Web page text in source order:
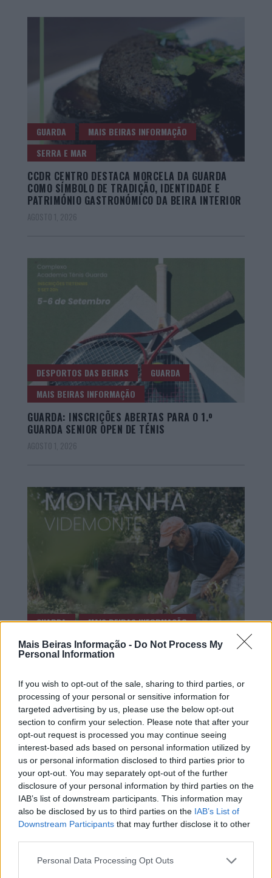
Mais Beiras Informação - Do Not Process My
Personal Information
If you wish to opt-out of the sale, sharing to third parties, or
processing of your personal or sensitive information for
targeted advertising by us, please use the below opt-out
section to confirm your selection. Please note that after your
opt-out request is processed you may continue seeing
interest-based ads based on personal information utilized by
us or personal information disclosed to third parties prior to
your opt-out. You may separately opt-out of the further
disclosure of your personal information by third parties on the
IAB’s list of downstream participants. This information may
also be disclosed by us to third parties on the IAB’s List of
Downstream Participants that may further disclose it to other
Personal Data Processing Opt Outs
GUARDA
MAIS BEIRAS INFORMAÇÃO
SERRA E MAR
CCDR CENTRO DESTACA MORCELA DA GUARDA
COMO SÍMBOLO DE TRADIÇÃO, IDENTIDADE E
PATRIMÓNIO GASTRONÓMICO DA BEIRA INTERIOR
DESPORTOS DAS BEIRAS
GUARDA
MAIS BEIRAS INFORMAÇÃO
GUARDA: INSCRIÇÕES ABERTAS PARA O 1.º
GUARDA SENIOR OPEN DE TÉNIS
GUARDA MAIS BEIRAS INFORMAÇÃO
GUARDA: CONCURSO VAI ELEGER A HORTA MAIS
BONITA DE VIDEMONTE
CELORICO DA BEIRA
GUARDA
MAIS BEIRAS INFORMAÇÃO
MANTEIGAS